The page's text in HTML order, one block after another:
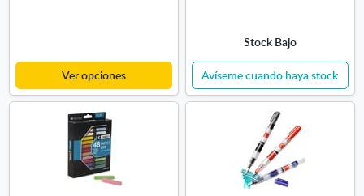
Ver opciones
Stock Bajo
Avíseme cuando haya stock